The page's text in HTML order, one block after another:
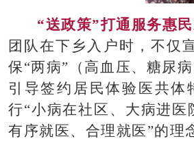
“送政策”打通服务惠民
团队在下乡入户时，不仅
保“两病”（高血压、糖尿
引导签约居民体验医共体
行“小病在社区、大病进医
有序就医、合理就医”的理